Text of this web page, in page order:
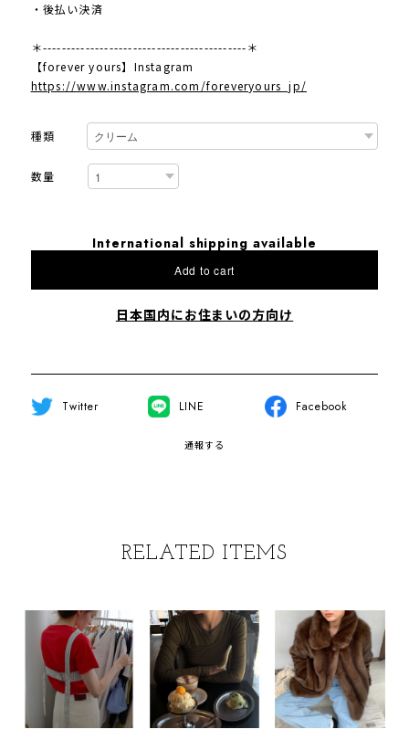
・後払い決済
＊-------------------------------------------＊
【forever yours】Instagram
https://www.instagram.com/foreveryours_jp/
種類
数量
International shipping available
Add to cart
日本国内にお住まいの方向け
Twitter LINE Facebook
通報する
RELATED ITEMS